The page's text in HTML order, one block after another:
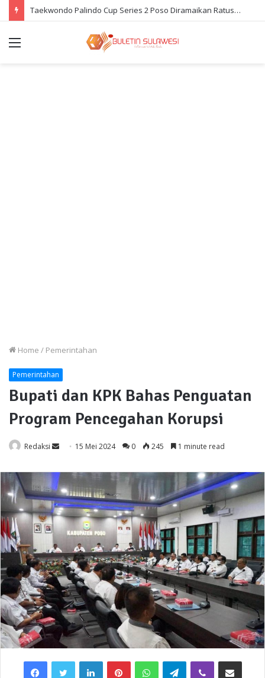
Taekwondo Palindo Cup Series 2 Poso Diramaikan Ratusan Atlet
Menu
Home / Pemerintahan
Pemerintahan
Bupati dan KPK Bahas Penguatan
Program Pencegahan Korupsi
Redaksi
Send
email
15 Mei 2024 0 245 1 minute read
FacebookTwitter LinkedInPinterestWhatsAppTelegramViber Share via Email